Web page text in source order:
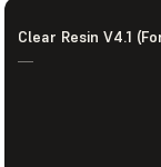
Clear Resin V4.1
—